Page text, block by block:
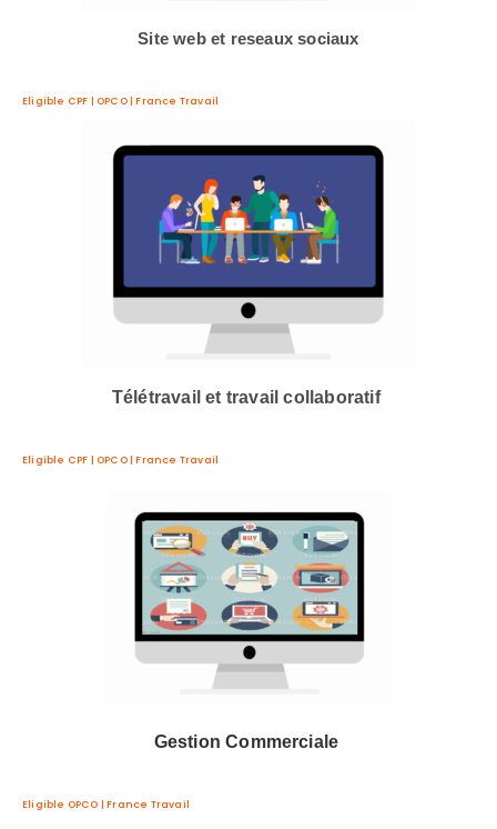
Site web et reseaux sociaux
Eligible CPF | OPCO | France Travail
Télétravail et travail collaboratif
Eligible CPF | OPCO | France Travail
Gestion Commerciale
Eligible OPCO | France Travail